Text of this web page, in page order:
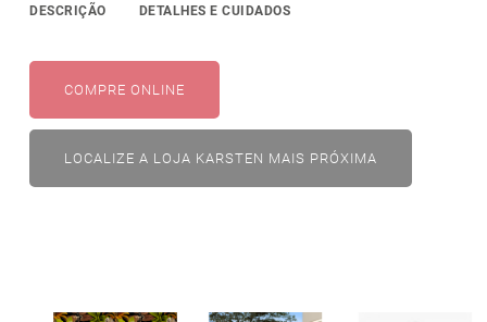
DESCRIÇÃO DETALHES E CUIDADOS
COMPRE ONLINE
LOCALIZE A LOJA KARSTEN MAIS PRÓXIMA